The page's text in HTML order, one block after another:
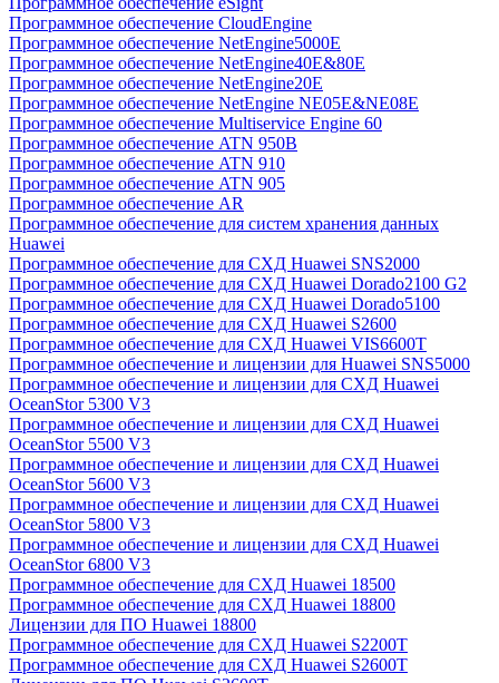
Программное обеспечение CloudEngine
Программное обеспечение NetEngine5000E
Программное обеспечение NetEngine40E&80E
Программное обеспечение NetEngine20E
Программное обеспечение NetEngine NE05E&NE08E
Программное обеспечение Multiservice Engine 60
Программное обеспечение ATN 950B
Программное обеспечение ATN 910
Программное обеспечение ATN 905
Программное обеспечение AR
Программное обеспечение для систем хранения данных
Huawei
Программное обеспечение для СХД Huawei SNS2000
Программное обеспечение для СХД Huawei Dorado2100 G2
Программное обеспечение для СХД Huawei Dorado5100
Программное обеспечение для СХД Huawei S2600
Программное обеспечение для СХД Huawei VIS6600T
Программное обеспечение и лицензии для Huawei SNS5000
Программное обеспечение и лицензии для СХД Huawei
OceanStor 5300 V3
Программное обеспечение и лицензии для СХД Huawei
OceanStor 5500 V3
Программное обеспечение и лицензии для СХД Huawei
OceanStor 5600 V3
Программное обеспечение и лицензии для СХД Huawei
OceanStor 5800 V3
Программное обеспечение и лицензии для СХД Huawei
OceanStor 6800 V3
Программное обеспечение для СХД Huawei 18500
Программное обеспечение для СХД Huawei 18800
Лицензии для ПО Huawei 18800
Программное обеспечение для СХД Huawei S2200T
Программное обеспечение для СХД Huawei S2600T